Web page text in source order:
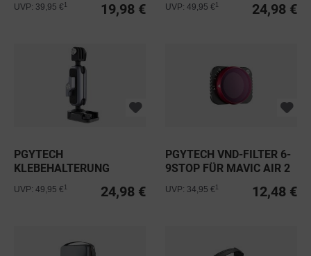
19,98 €
UVP: 39,95 € 24,98 €
UVP: 49,95 €
PGYTECH
KLEBEHALTERUNG
24,98 €
UVP: 49,95 €
PGYTECH VND-FILTER 6-
9STOP FÜR MAVIC AIR 2
12,48 €
UVP: 34,95 €